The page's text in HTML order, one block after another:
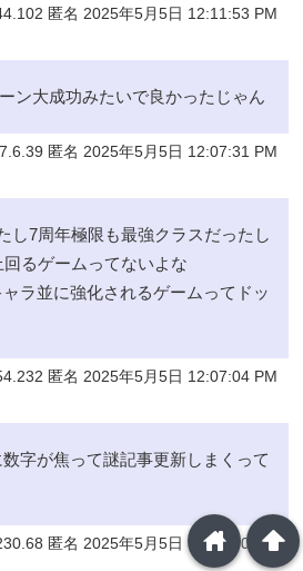
匿名 2025年5月5日 12:11:53 PM
ン大成功みたいで良かったじゃん
匿名 2025年5月5日 12:07:31 PM
し7周年極限も最強クラスだったし
回るゲームってないよな
ラ並に強化されるゲームってドッ
匿名 2025年5月5日 12:07:04 PM
字が焦って謎記事更新しまくって
匿名 2025年5月5日 12:02:00 PMarrowup
home